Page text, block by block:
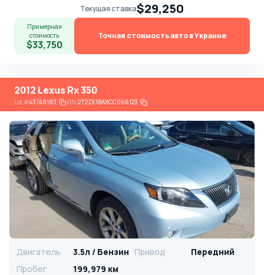
Текущая ставка$29,250
Примерная
стоимость
$33,750
Точная стоимость авто в Украине
2012 Lexus Rx 350
Lot#43748183 VIN:2T2ZK1BAXCC066123
Двигатель 3.5л / Бензин Привод
Передний
Пробег
199,979 км